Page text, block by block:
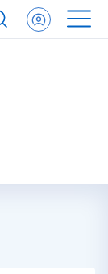
месторождение